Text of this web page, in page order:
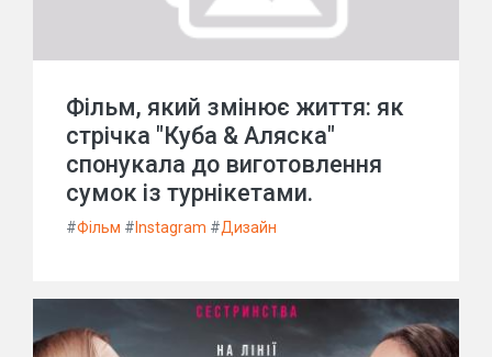
Фільм, який змінює життя: як
стрічка "Куба & Аляска"
спонукала до виготовлення
сумок із турнікетами.
#Фільм # Instagram #Дизайн